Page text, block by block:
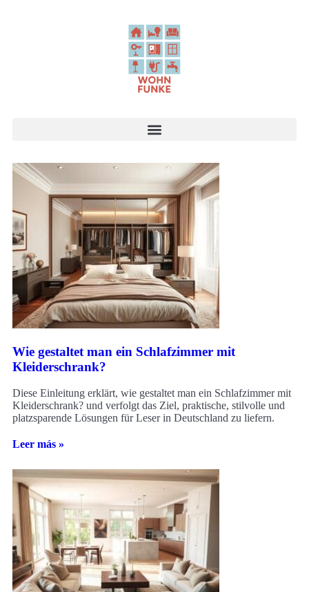
Wie gestaltet man ein Schlafzimmer mit
Kleiderschrank?
Diese Einleitung erklärt, wie gestaltet man ein Schlafzimmer mit
Kleiderschrank? und verfolgt das Ziel, praktische, stilvolle und
platzsparende Lösungen für Leser in Deutschland zu liefern.
Leer más »